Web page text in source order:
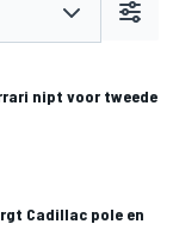
nipt voor tweede
Cadillac pole en